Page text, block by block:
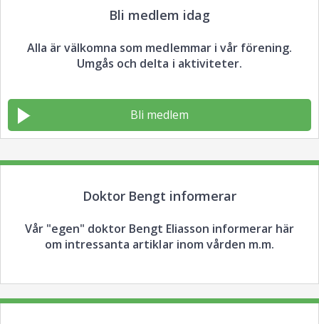
Bli medlem idag
Alla är välkomna som medlemmar i vår förening.
Umgås och delta i aktiviteter.
Bli medlem
Doktor Bengt informerar
Vår "egen" doktor Bengt Eliasson informerar här
om intressanta artiklar inom vården m.m.